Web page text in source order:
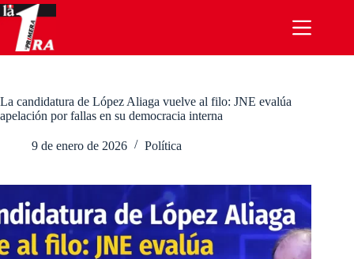
Saltar
al
contenido
La candidatura de López Aliaga vuelve al filo: JNE evalúa
apelación por fallas en su democracia interna
9 de enero de 2026 Política